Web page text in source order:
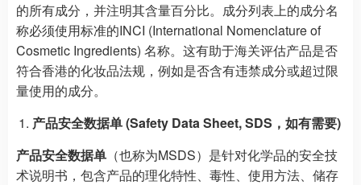
的所有成分，并注明其含量百分比。成分列表上的成分名
称必须使用标准的INCI (International Nomenclature of
Cosmetic Ingredients) 名称。这有助于海关评估产品是否
符合香港的化妆品法规，例如是否含有违禁成分或超过限
量使用的成分。
产品安全数据单 (Safety Data Sheet, SDS，如有需要)
产品安全数据单 （也称为MSDS）是针对化学品的安全技
术说明书，包含产品的理化特性、毒性、使用方法、储存